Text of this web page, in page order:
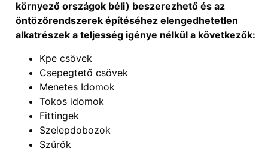
környező országok béli) beszerezhető és az
öntözőrendszerek építéséhez elengedhetetlen
alkatrészek a teljesség igénye nélkül a következők:
Kpe csövek
Csepegtető csövek
Menetes Idomok
Tokos idomok
Fittingek
Szelepdobozok
Szűrők